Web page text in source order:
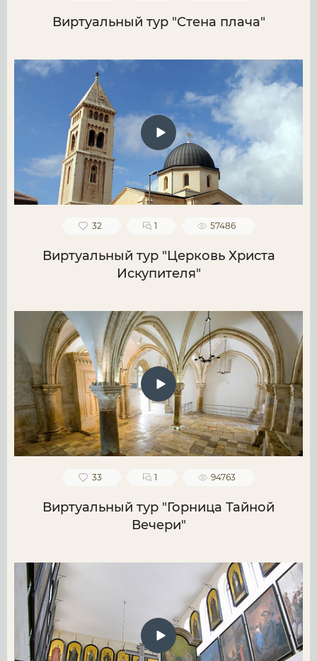
Виртуальный тур "Стена плача"
32 1 57486
Виртуальный тур "Церковь Христа
Искупителя"
33 1 94763
Виртуальный тур "Горница Тайной
Вечери"